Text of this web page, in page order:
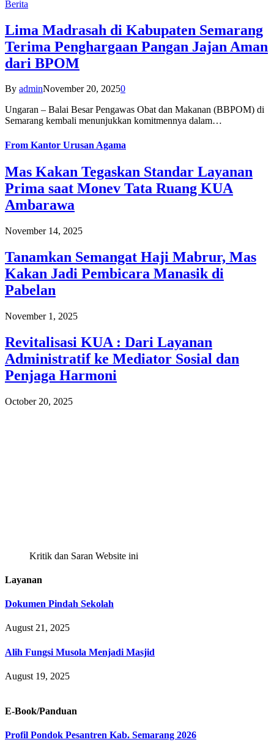
Berita
Lima Madrasah di Kabupaten Semarang
Terima Penghargaan Pangan Jajan Aman
dari BPOM
By adminNovember 20, 20250
Ungaran – Balai Besar Pengawas Obat dan Makanan (BBPOM) di
Semarang kembali menunjukkan komitmennya dalam…
From Kantor Urusan Agama
Mas Kakan Tegaskan Standar Layanan
Prima saat Monev Tata Ruang KUA
Ambarawa
November 14, 2025
Tanamkan Semangat Haji Mabrur, Mas
Kakan Jadi Pembicara Manasik di
Pabelan
November 1, 2025
Revitalisasi KUA : Dari Layanan
Administratif ke Mediator Sosial dan
Penjaga Harmoni
October 20, 2025
Kritik dan Saran Website ini
Layanan
Dokumen Pindah Sekolah
August 21, 2025
Alih Fungsi Musola Menjadi Masjid
August 19, 2025
E-Book/Panduan
Profil Pondok Pesantren Kab. Semarang 2026